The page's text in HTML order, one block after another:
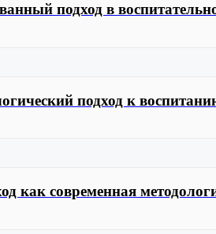
подход в
подход к
как современная